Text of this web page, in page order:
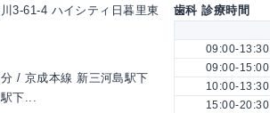
3-61-4 ハイシティ日暮里東
/ 京成本線 新三河島駅下
下...
歯科 診療時間
09:00-13:30
09:00-15:00
10:00-13:30
15:00-20:30